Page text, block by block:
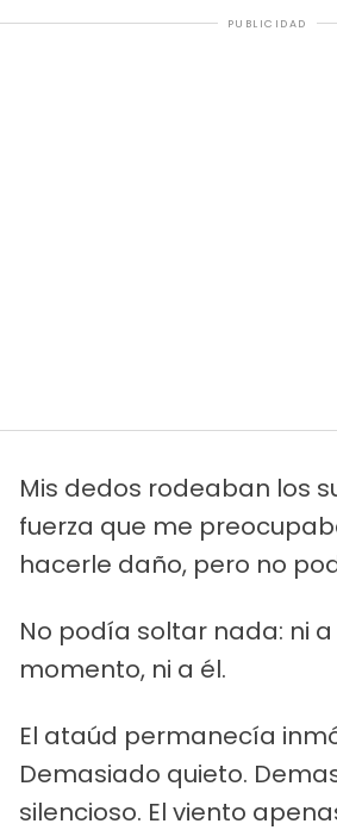
PUBLICIDAD
Mis dedos rodeaban los
fuerza que me
hacerle daño, pero no
No podía soltar nada: ni a
momento, ni a él.
El ataúd permanecía
Demasiado quieto.
silencioso. El viento